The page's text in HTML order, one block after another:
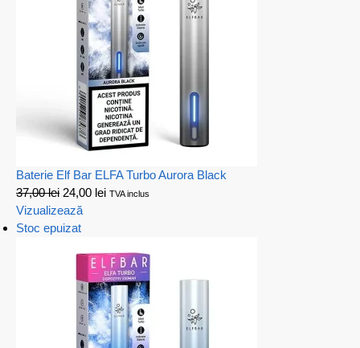
Baterie Elf Bar ELFA Turbo Aurora Black
37,00lei 24,00 lei TVA inclus
Vizualizează
Stoc epuizat